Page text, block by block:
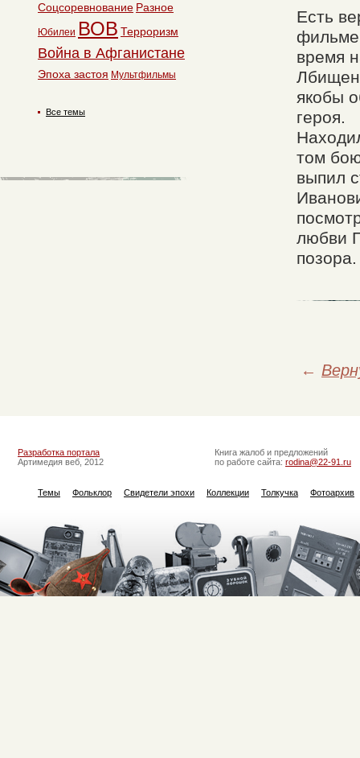
Есть
время
якобы
героя.
том
выпил
любви
позора.
←
Соцсоревнование Разное
Юбилеи ВОВ Терроризм
Война в Афганистане
Эпоха застоя Мультфильмы
Все темы
Разработка портала
Артимедия веб, 2012
Книга жалоб и предложений
по работе сайта: rodina@22-91.ru
Темы Фольклор Свидетели эпохи Коллекции Толкучка Фотоархив